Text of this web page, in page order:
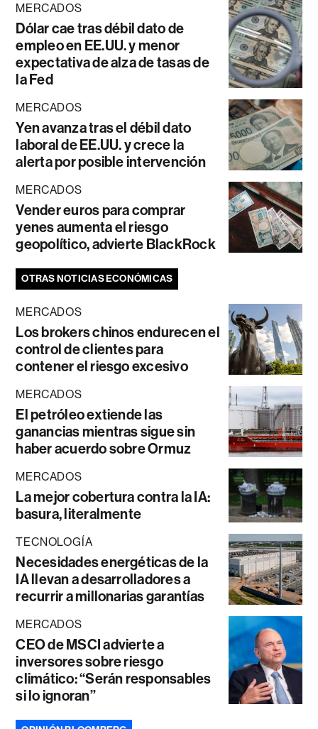
MERCADOS
Dólar cae tras débil dato de
empleo en EE.UU. y menor
expectativa de alza de tasas de
la Fed
MERCADOS
Yen avanza tras el débil dato
laboral de EE.UU. y crece la
alerta por posible intervención
MERCADOS
Vender euros para comprar
yenes aumenta el riesgo
geopolítico, advierte BlackRock
OTRAS NOTICIAS ECONÓMICAS
MERCADOS
Los brokers chinos endurecen el
control de clientes para
contener el riesgo excesivo
MERCADOS
El petróleo extiende las
ganancias mientras sigue sin
haber acuerdo sobre Ormuz
MERCADOS
La mejor cobertura contra la IA:
basura, literalmente
TECNOLOGÍA
Necesidades energéticas de la
IA llevan a desarrolladores a
recurrir a millonarias garantías
MERCADOS
CEO de MSCI advierte a
inversores sobre riesgo
climático: “Serán responsables
si lo ignoran”